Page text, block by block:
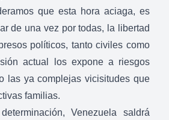
que esta hora aciaga, es
de una vez por todas, la libertad
políticos, tanto civiles como
actual los expone a riesgos
las ya complejas vicisitudes que
familias.
Venezuela saldrá